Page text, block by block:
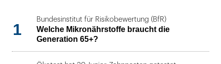
1
Bundesinstitut für Risikobewertung (BfR)
Welche Mikronährstoffe braucht die
Generation 65+?